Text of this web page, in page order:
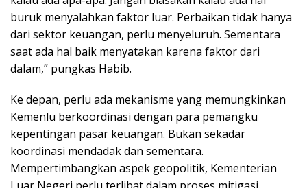
buruk menyalahkan faktor luar. Perbaikan tidak hanya
dari sektor keuangan, perlu menyeluruh. Sementara
saat ada hal baik menyatakan karena faktor dari
dalam,” pungkas Habib.
Ke depan, perlu ada mekanisme yang memungkinkan
Kemenlu berkoordinasi dengan para pemangku
kepentingan pasar keuangan. Bukan sekadar
koordinasi mendadak dan sementara.
Mempertimbangkan aspek geopolitik, Kementerian